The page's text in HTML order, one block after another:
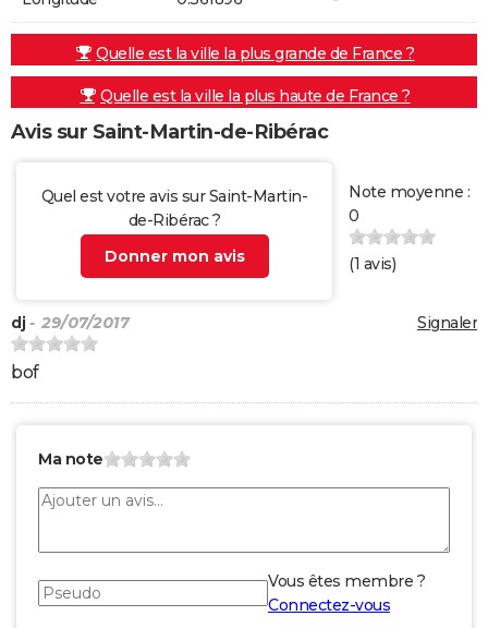
Quelle est la ville la plus grande de France ?
Quelle est la ville la plus haute de France ?
Avis sur Saint-Martin-de-Ribérac
Quel est votre avis sur Saint-Martin-
de-Ribérac ?
Donner mon avis
Note moyenne :
0
(1 avis)
Signaler
dj - 29/07/2017
bof
Ma note
Vous êtes membre ?
Connectez-vous